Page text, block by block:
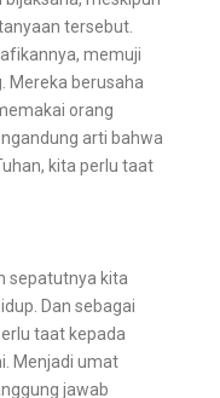
tersebut.
memuji
Mereka berusaha
orang
arti bahwa
kita perlu taat
sepatutnya kita
Dan sebagai
taat kepada
Menjadi umat
jawab